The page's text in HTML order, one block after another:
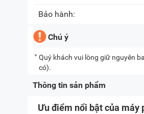
Bảo hành:
Chú ý
Quý khách vui lòng giữ nguyên
có).
Thông tin sản phẩm
Ưu điểm nổi bật của máy